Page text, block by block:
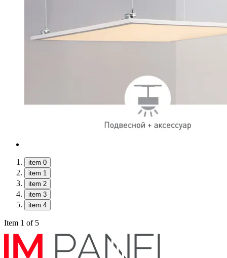
item 0
item 1
item 2
item 3
item 4
Item 1 of 5